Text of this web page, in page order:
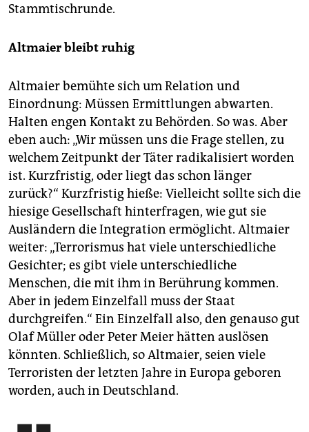
Stammtischrunde.
Altmaier bleibt ruhig
Altmaier bemühte sich um Relation und
Einordnung: Müssen Ermittlungen abwarten.
Halten engen Kontakt zu Behörden. So was. Aber
eben auch: „Wir müssen uns die Frage stellen, zu
welchem Zeitpunkt der Täter radikalisiert worden
ist. Kurzfristig, oder liegt das schon länger
zurück?“ Kurzfristig hieße: Vielleicht sollte sich die
hiesige Gesellschaft hinterfragen, wie gut sie
Ausländern die Integration ermöglicht. Altmaier
weiter: „Terrorismus hat viele unterschiedliche
Gesichter; es gibt viele unterschiedliche
Menschen, die mit ihm in Berührung kommen.
Aber in jedem Einzelfall muss der Staat
durchgreifen.“ Ein Einzelfall also, den genauso gut
Olaf Müller oder Peter Meier hätten auslösen
könnten. Schließlich, so Altmaier, seien viele
Terroristen der letzten Jahre in Europa geboren
worden, auch in Deutschland.